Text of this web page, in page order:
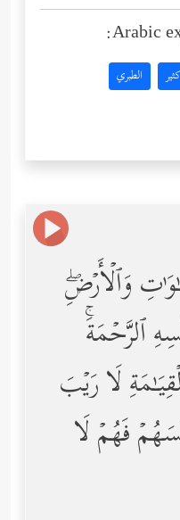
Arabic
الطبري
ٰ⁠تِ وَٱلۡأَرۡضِۖ
ٱلرَّحۡمَةَۚ
لَا رَیۡبَ
فَهُمۡ لَا